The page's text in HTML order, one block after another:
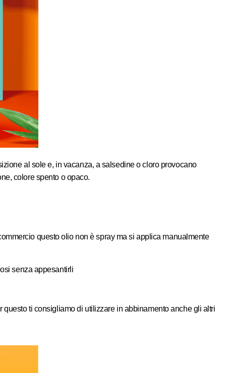
al sole e, in vacanza, a salsedine o cloro provocano
colore spento o opaco.
questo olio non è spray ma si applica manualmente
senza appesantirli
ti consigliamo di utilizzare in abbinamento anche gli altri